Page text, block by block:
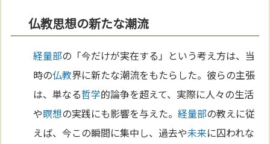
仏教思想の新たな潮流
経量部の「今だけが実在する」という考え方は、当
時の仏教界に新たな潮流をもたらした。彼らの主張
は、単なる哲学的論争を超えて、実際に人々の生活
や瞑想の実践にも影響を与えた。経量部の教えに従
えば、今この瞬間に集中し、過去や未来に囚われな